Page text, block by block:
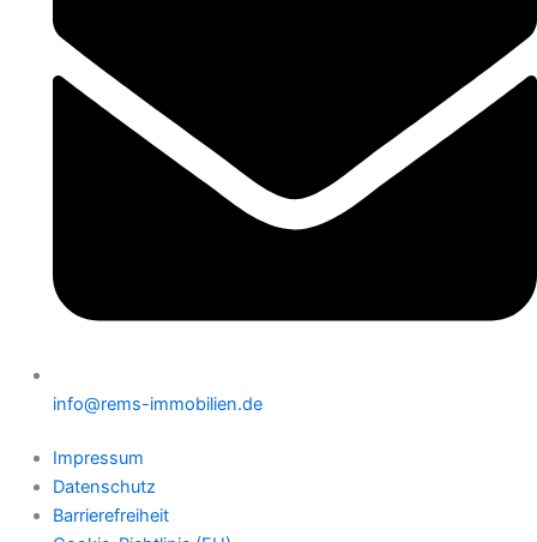
info@rems-immobilien.de
Impressum
Datenschutz
Barrierefreiheit